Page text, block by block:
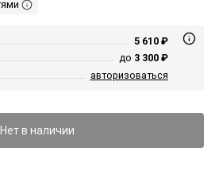
5 610 ₽
до 3 300 ₽
авторизоваться
Нет в наличии